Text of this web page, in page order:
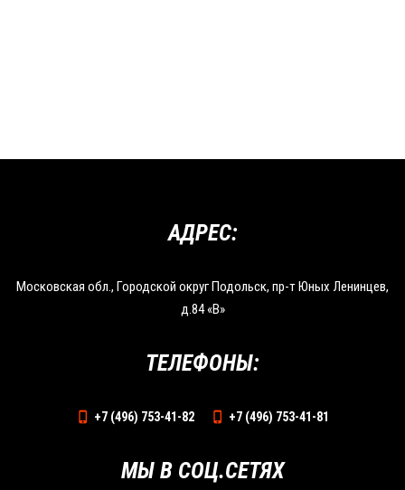
АДРЕС:
Московская обл., Городской округ Подольск, пр-т Юных Ленинцев,
д.84 «В»
ТЕЛЕФОНЫ:
+7 (496) 753-41-82 +7 (496) 753-41-81
МЫ В СОЦ.СЕТЯХ